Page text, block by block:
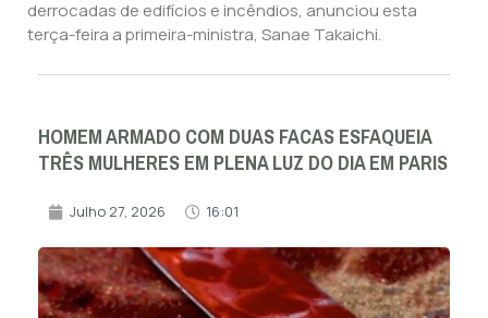
derrocadas de edifícios e incêndios, anunciou esta
terça-feira a primeira-ministra, Sanae Takaichi.
HOMEM ARMADO COM DUAS FACAS ESFAQUEIA
TRÊS MULHERES EM PLENA LUZ DO DIA EM PARIS
Julho 27, 2026 16:01